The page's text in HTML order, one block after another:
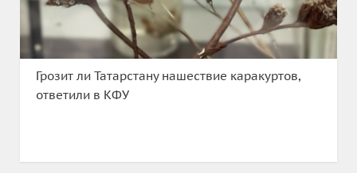
Грозит ли Татарстану нашествие каракуртов,
ответили в КФУ